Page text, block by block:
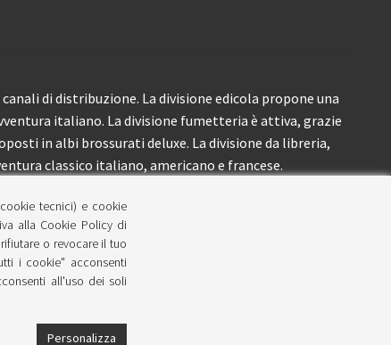
di distribuzione. La divisione edicola propone una
italiano. La divisione fumetteria è attiva, grazie
in albi brossurati deluxe. La divisione da libreria,
classico italiano, americano e francese.
tecnici) e cookie
alla Cookie Policy di
o revocare il tuo
i cookie" acconsenti
all'uso dei soli
Personalizza